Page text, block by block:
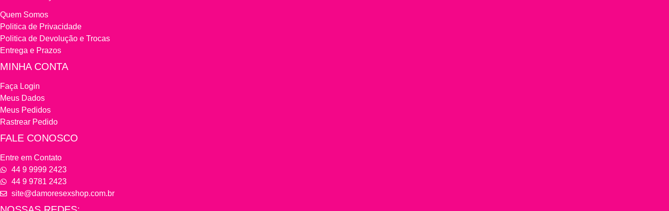
Quem Somos
Politica de Privacidade
Politica de Devolução e Trocas
Entrega e Prazos
MINHA CONTA
Faça Login
Meus Dados
Meus Pedidos
Rastrear Pedido
FALE CONOSCO
Entre em Contato
44 9 9999 2423
44 9 9781 2423
site@damoresexshop.com.br